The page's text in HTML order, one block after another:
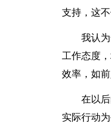
支持，这
我认
工作态度
效率，如
在以
实际行动